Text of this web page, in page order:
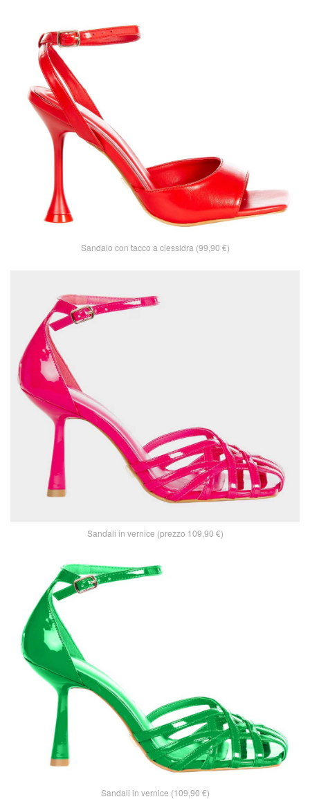
Sandalo con tacco a clessidra (99,90 €)
Sandali in vernice (prezzo 109,90 €)
Sandali in vernice (109,90 €)